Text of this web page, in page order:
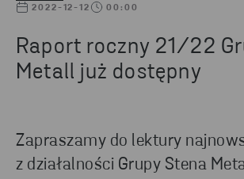
2022-12-12 00:00
Raport roczny 21/22
Metall już dostępny
Zapraszamy do lektury
z działalności Grupy Stena